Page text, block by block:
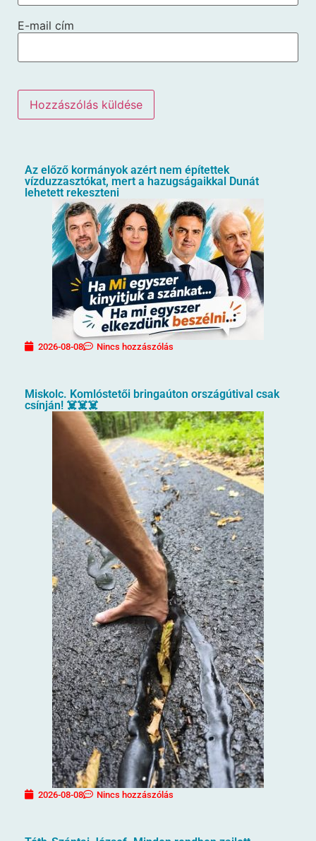
E-mail cím
Az előző kormányok azért nem építettek
vízduzzasztókat, mert a hazugságaikkal Dunát
lehetett rekeszteni
2026-08-08 Nincs hozzászólás
Miskolc. Komlóstetői bringaúton országútival csak
csínján! ☠️☠️☠️
2026-08-08 Nincs hozzászólás